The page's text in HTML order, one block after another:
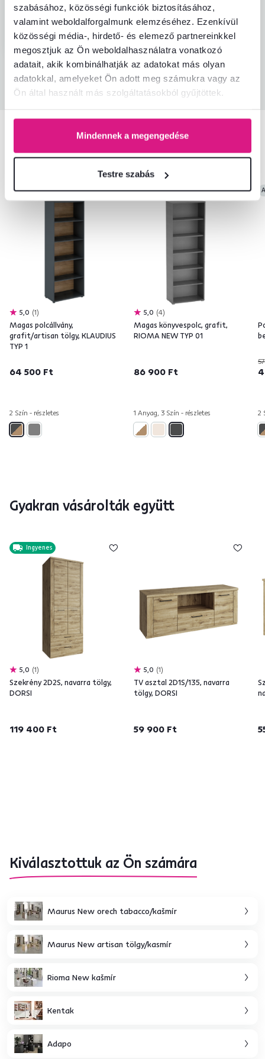
szabásához, közösségi funkciók biztosításához,
valamint weboldalforgalmunk elemzéséhez. Ezenkívül
közösségi média-, hirdető- és elemező partnereinkkel
megosztjuk az Ön weboldalhasználatra vonatkozó
adatait, akik kombinálhatják az adatokat más olyan
adatokkal, amelyeket Ön adott meg számukra vagy az
Ön által használt más szolgáltatásokból gyűjtöttek.
Mindennek a megengedése
Testre szabás
Igazolt
Hasznos
Minden értékelés
Hasonló termékek
5,0 1
Magas polcállvány,
grafit/artisan tölgy, KLAUDIUS
TYP 1
64 500 Ft
2 Szín - részletes
5,0 4
Magas könyvespolc, grafit,
RIOMA NEW TYP 01
86 900 Ft
1 Anyag, 3 Szín - részletes 2
Gyakran vásárolták együtt
Ingyenes
5,0 1
Szekrény 2D2S, navarra tölgy,
DORSI
119 400 Ft
5,0 1
TV asztal 2D1S/135, navarra
tölgy, DORSI
59 900 Ft
Kiválasztottuk az Ön számára
Maurus New orech tabacco/kašmír
Maurus New artisan tölgy/kasmír
Rioma New kašmír
Kentak
Adapo